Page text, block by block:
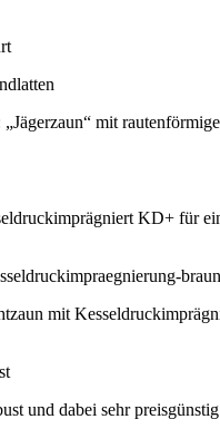
mit
KD+ für
mit
und dabei sehr preisgünstig